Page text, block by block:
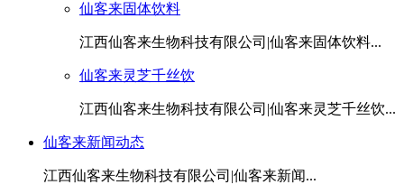
仙客来固体饮料
江西仙客来生物科技有限公司|仙客来固体饮料...
仙客来灵芝千丝饮
江西仙客来生物科技有限公司|仙客来灵芝千丝饮...
仙客来新闻动态
江西仙客来生物科技有限公司|仙客来新闻...